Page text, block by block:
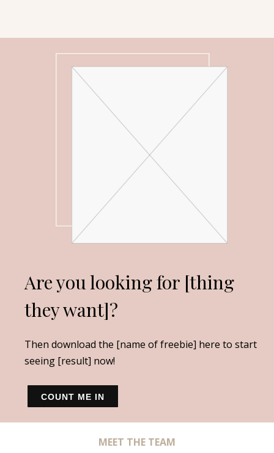
Are you looking for [thing
they want]?
Then download the [name of freebie] here to start
seeing [result] now!
COUNT ME IN
MEET THE TEAM